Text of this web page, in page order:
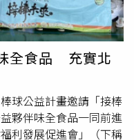
隊訓練，並選定新賽季
15號戰袍，高中便拿下
陪伴自己邁向職業挑
五人齊心協力，為團
教練許皓程送上祝福：
打出最好的自己。」兩
家多多進場，為戰神加
全食品 充實北
球公益計畫邀請「接棒
夥伴味全食品一同前進
利發展促進會」（下稱